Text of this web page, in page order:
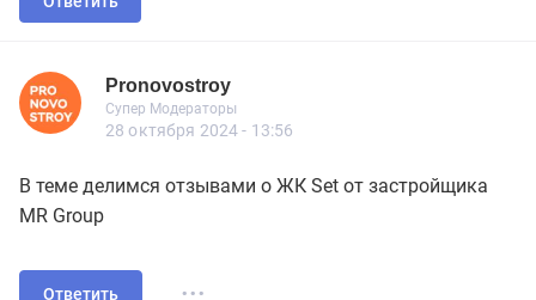
Pronovostroy
Pronovostroy
Супер Модераторы
Дроновод
Супер Модераторы
5 999 сообщений
28 октября 2024 - 13:56
В теме делимся отзывами о ЖК Set от застройщика
MR Group
Ответить ...